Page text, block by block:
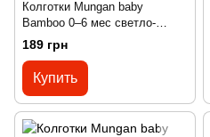
Колготки Mungan baby
Bamboo 0–6 мес светло-
серый
189 грн
Купить